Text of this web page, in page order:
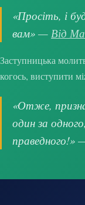
«Просіть, і
вам» — Від
Заступницька
когось, виступити
«Отже,
один за
праведного!»